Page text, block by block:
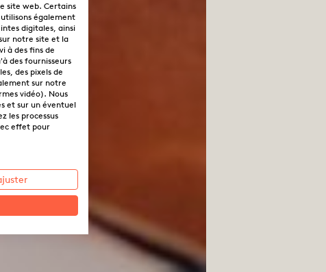
site web. Certains
également
digitales, ainsi
notre site et la
à des fins de
des fournisseurs
des pixels de
sur notre
vidéo). Nous
et sur un éventuel
les processus
effet pour